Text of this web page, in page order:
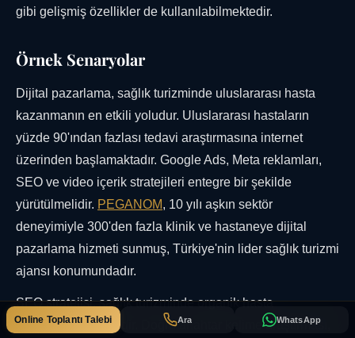
gibi gelişmiş özellikler de kullanılabilmektedir.
Örnek Senaryolar
Dijital pazarlama, sağlık turizminde uluslararası hasta
kazanmanın en etkili yoludur. Uluslararası hastaların
yüzde 90'ından fazlası tedavi araştırmasına internet
üzerinden başlamaktadır. Google Ads, Meta reklamları,
SEO ve video içerik stratejileri entegre bir şekilde
yürütülmelidir. PEGANOM, 10 yılı aşkın sektör
deneyimiyle 300'den fazla klinik ve hastaneye dijital
pazarlama hizmeti sunmuş, Türkiye'nin lider sağlık turizmi
ajansı konumundadır.
SEO stratejisi, sağlık turizminde organik hasta
kazanımının temelidir. Doğru anahtar kelime araştırması,
Ara WhatsApp
Online Toplantı Talebi